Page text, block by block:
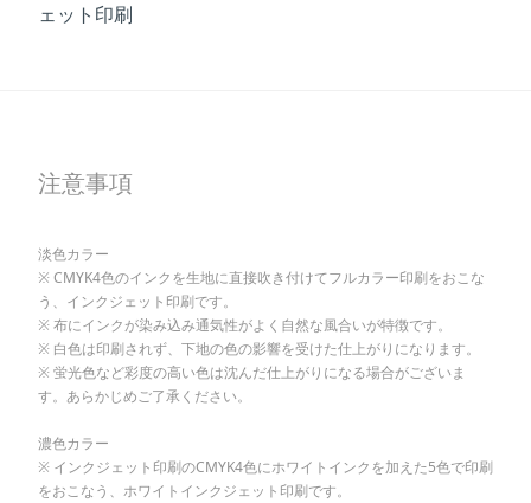
ェット印刷
注意事項
淡色カラー
※ CMYK4色のインクを生地に直接吹き付けてフルカラー印刷をおこな
う、インクジェット印刷です。
※ 布にインクが染み込み通気性がよく自然な風合いが特徴です。
※ 白色は印刷されず、下地の色の影響を受けた仕上がりになります。
※ 蛍光色など彩度の高い色は沈んだ仕上がりになる場合がございま
す。あらかじめご了承ください。
濃色カラー
※ インクジェット印刷のCMYK4色にホワイトインクを加えた5色で印刷
をおこなう、ホワイトインクジェット印刷です。